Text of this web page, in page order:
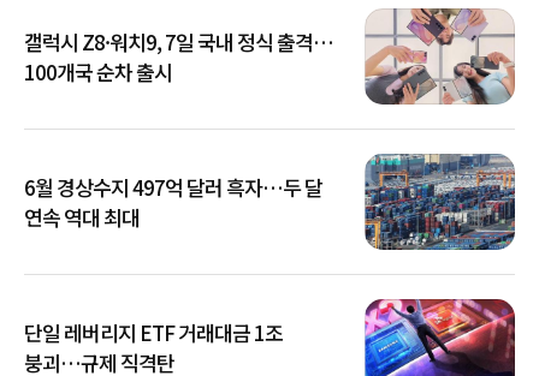
갤럭시 Z8·워치9, 7일 국내 정식 출격…
100개국 순차 출시
6월 경상수지 497억 달러 흑자…두 달
연속 역대 최대
단일 레버리지 ETF 거래대금 1조
붕괴…규제 직격탄